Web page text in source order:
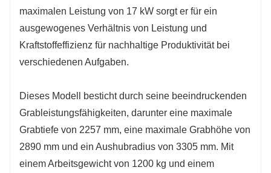
maximalen Leistung von 17 kW sorgt er für ein
ausgewogenes Verhältnis von Leistung und
Kraftstoffeffizienz für nachhaltige Produktivität bei
verschiedenen Aufgaben.
Dieses Modell besticht durch seine beeindruckenden
Grableistungsfähigkeiten, darunter eine maximale
Grabtiefe von 2257 mm, eine maximale Grabhöhe von
2890 mm und ein Aushubradius von 3305 mm. Mit
einem Arbeitsgewicht von 1200 kg und einem